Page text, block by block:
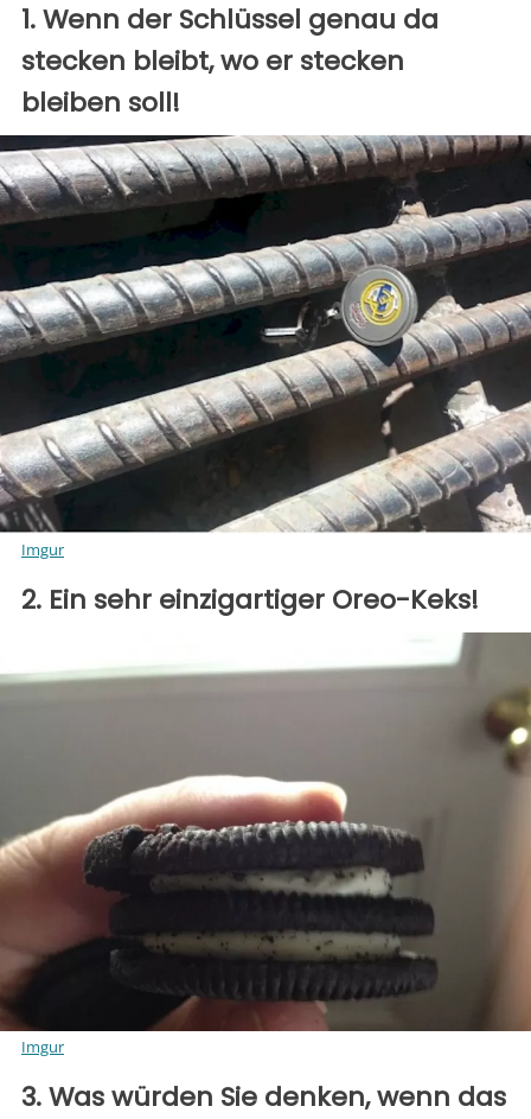
1. Wenn der Schlüssel genau da
stecken bleibt, wo er stecken
bleiben soll!
Imgur
2. Ein sehr einzigartiger Oreo-Keks!
Imgur
3. Was würden Sie denken, wenn das